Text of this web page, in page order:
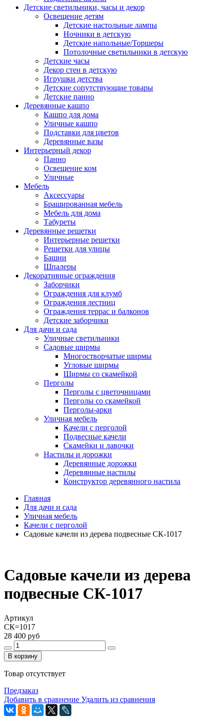
Детские светильники, часы и декор
Освещение детям
Детские настольные лампы
Ночники в детскую
Детские напольные/Торшеры
Потолочные светильники в детскую
Детские часы
Декор стен в детскую
Игрушки детства
Детские сопутствующие товары
Детские панно
Деревянные кашпо
Кашпо для дома
Уличные кашпо
Подставки для цветов
Деревянные вазы
Интерьерный декор
Панно
Освещение ком
Уличные
Мебель
Аксессуары
Брашированная мебель
Мебель для дома
Табуреты
Деревянные решетки
Интерьерные решетки
Решетки для улицы
Башни
Шпалеры
Декоративные ограждения
Заборчики
Ограждения для клумб
Ограждения лестниц
Ограждения террас и балконов
Детские заборчики
Для дачи и сада
Уличные светильники
Садовые ширмы
Многостворчатые ширмы
Угловые ширмы
Ширмы со скамейкой
Перголы
Перголы с цветочницами
Перголы со скамейкой
Перголы-арки
Уличная мебель
Качели с перголой
Подвесные качели
Скамейки и лавочки
Настилы и дорожки
Деревянные дорожки
Деревянные настилы
Конструктор деревянного настила
Главная
Для дачи и сада
Уличная мебель
Качели с перголой
Садовые качели из дерева подвесные СК-1017
Садовые качели из дерева
подвесные СК-1017
Артикул
СК=1017
28 400 руб
В корзину
Товар отсутствует
Предзаказ
Добавить в сравнение Удалить из сравнения